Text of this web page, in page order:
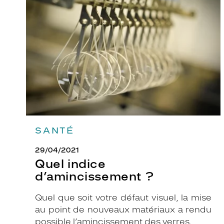
SANTÉ
29/04/2021
Quel indice
d’amincissement ?
Quel que soit votre défaut visuel, la mise
au point de nouveaux matériaux a rendu
possible l’amincissement des verres.
d’amincissement